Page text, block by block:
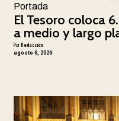
Portada
El Tesoro coloca
a medio y largo
PorRedacción
agosto 6, 2026